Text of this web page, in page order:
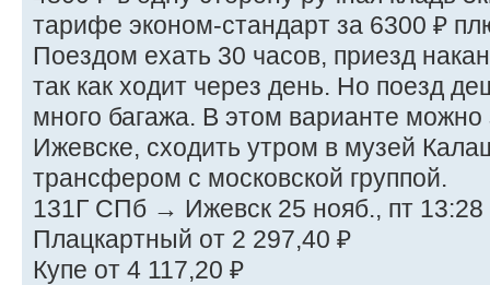
тарифе эконом-стандарт за 6300 ₽
Поездом ехать 30 часов, приезд
так как ходит через день. Но поезд
много багажа. В этом варианте можно
Ижевске, сходить утром в музей
трансфером с московской группой.
131Г СПб → Ижевск 25 нояб., пт
Плацкартный от 2 297,40 ₽
Купе от 4 117,20 ₽